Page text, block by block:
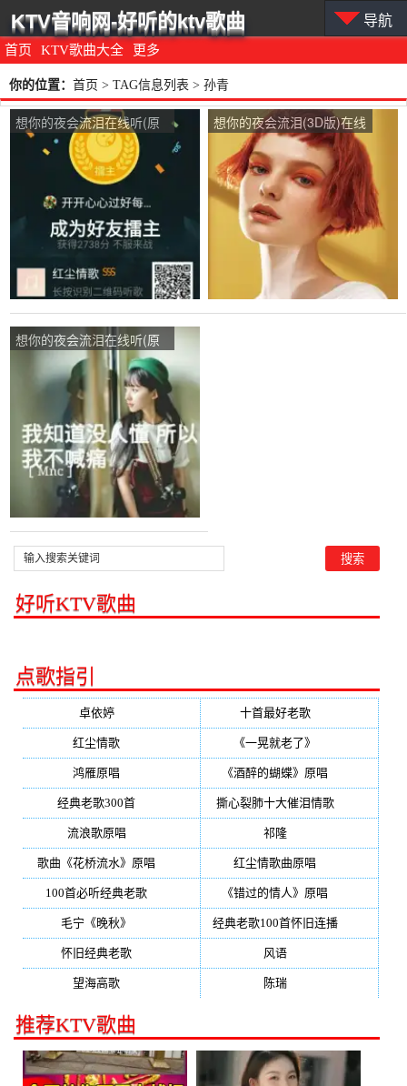
首页 KTV歌曲大全 更多
KTV音响网-好听的ktv歌曲 导航
你的位置： 首页 > TAG信息列表 > 孙青
想你的夜会流泪在线听(原
唱是孙青)，你开心我快
乐。演唱点播:33次
想你的夜会流泪(3D版)在线
听(原唱是孙青)，雨中漫
步！自娱自乐演唱点播:133
次
想你的夜会流泪在线听(原
唱是孙青)，誓言（退）演
唱点播:820次
好听KTV歌曲
点歌指引
卓依婷(350) 十首最好老歌(300)
红尘情歌 《一晃就老了》
鸿雁原唱 《酒醉的蝴蝶》原唱
经典老歌300首 撕心裂肺十大催泪情歌(195)
流浪歌原唱 祁隆(188)
歌曲《花桥流水》原唱 红尘情歌曲原唱
100首必听经典老歌 《错过的情人》原唱
毛宁《晚秋》 经典老歌100首怀旧连播(134)
怀旧经典老歌 风语(132)
望海高歌 陈瑞(128)
推荐KTV歌曲